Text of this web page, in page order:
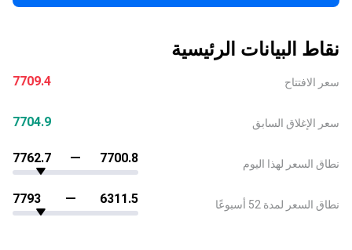
نقاط البيانات الرئيسية
سعر الافتتاح
سعر الإغلاق السابق
نطاق السعر لهذا اليوم
نطاق السعر لمدة 52 أسبوعًا
7709.4
7704.9
7700.8
7762.7
6311.5
7793